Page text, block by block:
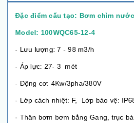
Đặc điểm cấu tạo: Bơm chìm
Model: 100WQC65-12-4
- Lưu lượng: 7 - 98 m3/h
- Áp lực: 27- 3 mét
- Động cơ: 4Kw/3pha/380V
- Lớp cách nhiệt: F, Lớp bảo vệ:
- Thân bơm bơm bằng Gang, trục